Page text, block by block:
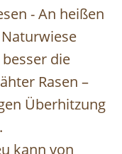
- An heißen
die
Rasen –
Überhitzung
kann von